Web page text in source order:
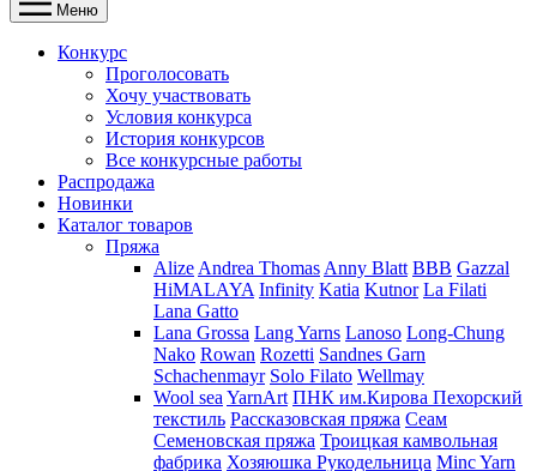
Меню
Конкурс
Проголосовать
Хочу участвовать
Условия конкурса
История конкурсов
Все конкурсные работы
Распродажа
Новинки
Каталог товаров
Пряжа
Alize Andrea Thomas Anny Blatt BBB Gazzal
HiMALAYA Infinity Katia Kutnor La Filati
Lana Gatto
Lana Grossa Lang Yarns Lanoso Long-Chung
Nako Rowan Rozetti Sandnes Garn
Schachenmayr Solo Filato Wellmay
Wool sea YarnArt ПНК им.Кирова Пехорский
текстиль Рассказовская пряжа Сеам
Семеновская пряжа Троицкая камвольная
фабрика Хозяюшка Рукодельница Minc Yarn